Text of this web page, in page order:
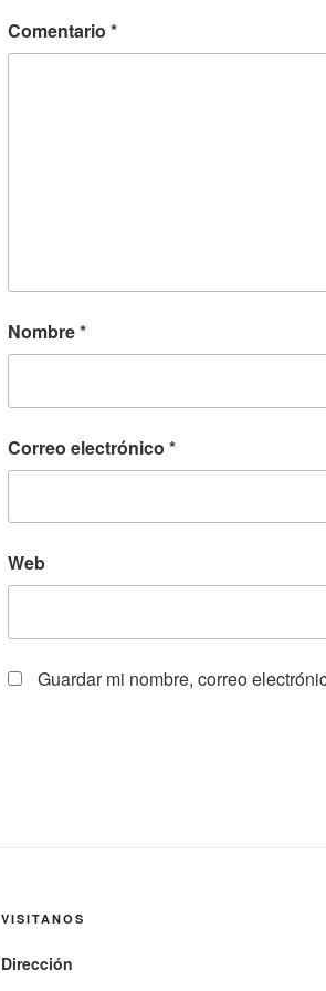
Comentario *
Nombre*
Correo electrónico *
Web
Guardar mi nombre, correo
VISITANOS
Dirección